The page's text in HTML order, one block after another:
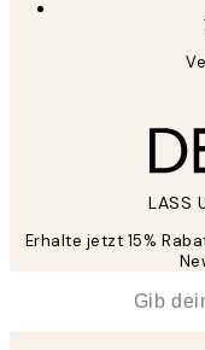
LASS
Erhalte jetzt 15%